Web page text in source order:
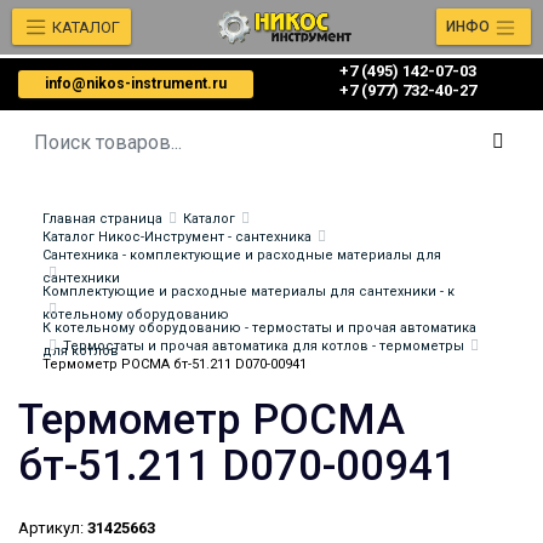
info@nikos-instrument.ru
+7 (495) 142-07-03
‎‎+7 (977) 732-40-27
КАТАЛОГ ИНФО
Главная страница
Каталог
Каталог Никос-Инструмент - сантехника
Сантехника - комплектующие и расходные материалы для
сантехники
Комплектующие и расходные материалы для сантехники - к
котельному оборудованию
К котельному оборудованию - термостаты и прочая автоматика
для котлов
Термостаты и прочая автоматика для котлов - термометры
Термометр РОСМА бт-51.211 D070-00941
Термометр РОСМА
бт-51.211 D070-00941
Артикул: 31425663